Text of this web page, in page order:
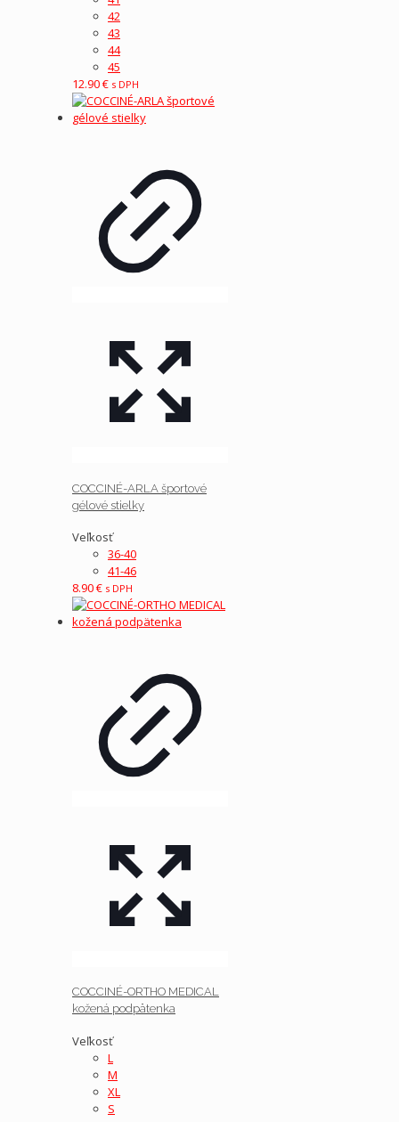
42
43
44
45
12.90€ s DPH
COCCINÉ-ARLA športové
gélové stielky
Veľkosť
36-40
41-46
8.90€ s DPH
COCCINÉ-ORTHO MEDICAL
kožená podpätenka
Veľkosť
L
M
XL
S